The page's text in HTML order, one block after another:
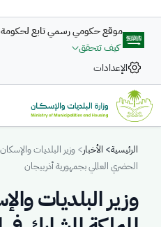
موقع حكومي رسمي تابع لحكومة
كيف تتحقق
الإعدادات
الرئيسية الأخبار
وزير البلديات
الحضري العالمي بجمهورية أذربيجان
وزير البلديات